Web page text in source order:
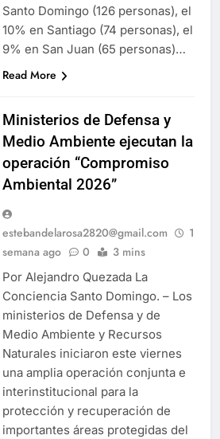
Santo Domingo (126 personas), el
10% en Santiago (74 personas), el
9% en San Juan (65 personas)…
Read More
Ministerios de Defensa y
Medio Ambiente ejecutan la
operación “Compromiso
Ambiental 2026”
estebandelarosa2820@gmail.com
1
semana ago
0 3 mins
Por Alejandro Quezada La
Conciencia Santo Domingo. – Los
ministerios de Defensa y de
Medio Ambiente y Recursos
Naturales iniciaron este viernes
una amplia operación conjunta e
interinstitucional para la
protección y recuperación de
importantes áreas protegidas del